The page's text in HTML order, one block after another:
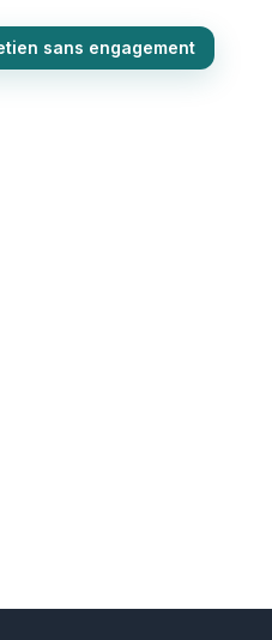
sans engagement